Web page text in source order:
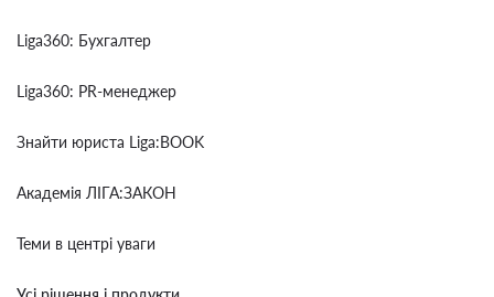
Liga360: Бухгалтер
Liga360: PR-менеджер
Знайти юриста Liga:BOOK
Академія ЛІГА:ЗАКОН
Теми в центрі уваги